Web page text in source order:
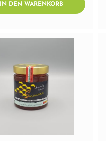
IN DEN WARENKORB ADDTOCART